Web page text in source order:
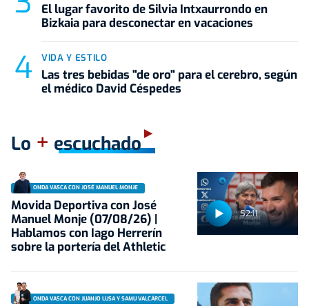
El lugar favorito de Silvia Intxaurrondo en
Bizkaia para desconectar en vacaciones
VIDA Y ESTILO
Las tres bebidas "de oro" para el cerebro, según
el médico David Céspedes
Lo + escuchado
52:11
ONDA VASCA CON JOSÉ MANUEL MONJE
Movida Deportiva con José
Manuel Monje (07/08/26) |
Hablamos con Iago Herrerín
sobre la portería del Athletic
ONDA VASCA CON JUANJO LUSA Y SAMU VALCÁRCEL